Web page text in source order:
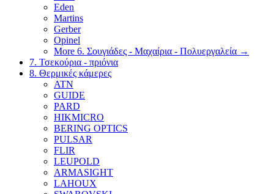
Eden
Martins
Gerber
Opinel
More 6. Σουγιάδες - Μαχαίρια - Πολυεργαλεία →
7. Τσεκούρια - πριόνια
8. Θερμικές κάμερες
ATN
GUIDE
PARD
HIKMICRO
BERING OPTICS
PULSAR
FLIR
LEUPOLD
ARMASIGHT
LAHOUX